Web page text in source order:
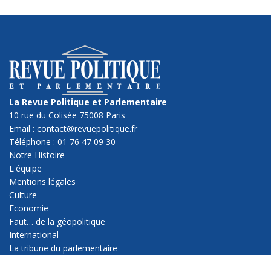
La Revue Politique et Parlementaire
10 rue du Colisée 75008 Paris
Email : contact@revuepolitique.fr
Téléphone : 01 76 47 09 30
Notre Histoire
L'équipe
Mentions légales
Culture
Economie
Faut… de la géopolitique
International
La tribune du parlementaire